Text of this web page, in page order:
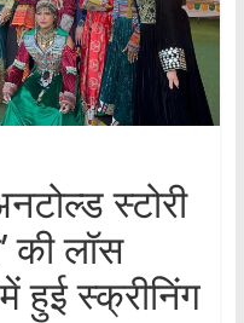
स्टोरी
की लॉस
हुई स्क्रीनिंग